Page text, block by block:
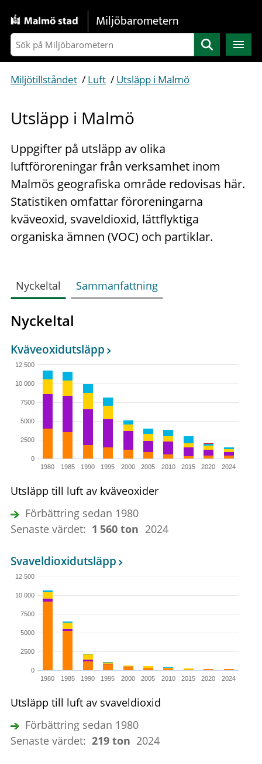
Gå direkt till sidans innehåll
Miljöbarometern
Sök
Miljötillståndet / Luft / Utsläpp i Malmö
Utsläpp i Malmö
Uppgifter på utsläpp av olika
luftföroreningar från verksamhet inom
Malmös geografiska område redovisas här.
Statistiken omfattar föroreningarna
kväveoxid, svaveldioxid, lättflyktiga
organiska ämnen (VOC) och partiklar.
Nyckeltal Sammanfattning
Nyckeltal
1980 1985 1990 1995 2000 2005 2010 2015 2020 2024
0
2500
5000
7500
10 000
12 500
Kväveoxidutsläpp
Utsläpp till luft av kväveoxider
Förbättring sedan 1980
Senaste värdet: 1 560 ton 2024
1980 1985 1990 1995 2000 2005 2010 2015 2020 2024
0
2500
5000
7500
10 000
12 500
Svaveldioxidutsläpp
Utsläpp till luft av svaveldioxid
Förbättring sedan 1980
Senaste värdet: 219 ton 2024